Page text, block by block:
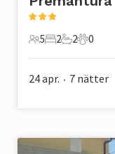
5 Gäster
5
2 Sovrum
2
2 Badrum
2
0 Husdjur
0
24 apr. • 7 nätter